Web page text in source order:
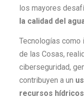
los mayores
la calidad del
Tecnologías como
de las Cosas,
ciberseguridad,
contribuyen a un
recursos hídricos